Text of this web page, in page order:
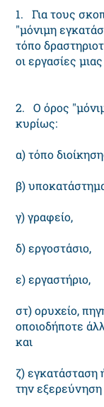
1. Για τους
"μόνιμη
τόπο
οι εργασίες
2. Ο όρος
κυρίως:
α) τόπο
β)
γ) γραφείο,
δ) εργοστάσιο,
ε) εργαστήριο,
στ) ορυχείο,
οποιοδήποτε
και
ζ) εγκατάσταση
την